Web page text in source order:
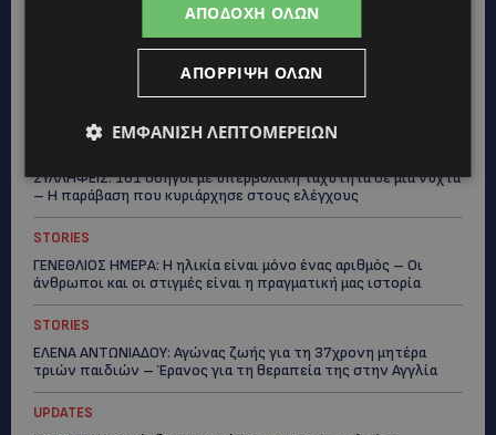
ΣΥΛΛΗΨΕΙΣ: 161 οδηγοί με υπερβολική ταχύτητα σε μία νύχτα
– Η παράβαση που κυριάρχησε στους ελέγχους
STORIES
ΓΕΝΕΘΛΙΟΣ ΗΜΕΡΑ: Η ηλικία είναι μόνο ένας αριθμός – Οι
άνθρωποι και οι στιγμές είναι η πραγματική μας ιστορία
STORIES
ΕΛΕΝΑ ΑΝΤΩΝΙΑΔΟΥ: Αγώνας ζωής για τη 37χρονη μητέρα
τριών παιδιών – Έρανος για τη θεραπεία της στην Αγγλία
UPDATES
ΑΠΟΔΟΧΉ ΌΛΩΝ
ΑΠΌΡΡΙΨΗ ΌΛΩΝ
ΕΜΦΆΝΙΣΗ ΛΕΠΤΟΜΕΡΕΙΏΝ